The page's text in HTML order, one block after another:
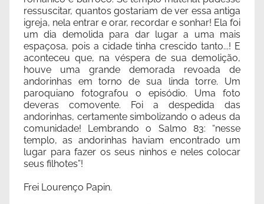
ressuscitar, quantos gostariam de ver essa antiga
igreja, nela entrar e orar, recordar e sonhar! Ela foi
um dia demolida para dar lugar a uma mais
espaçosa, pois a cidade tinha crescido tanto...! E
aconteceu que, na véspera de sua demolição,
houve uma grande demorada revoada de
andorinhas em torno de sua linda torre. Um
paroquiano fotografou o episódio. Uma foto
deveras comovente. Foi a despedida das
andorinhas, certamente simbolizando o adeus da
comunidade! Lembrando o Salmo 83: “nesse
templo, as andorinhas haviam encontrado um
lugar para fazer os seus ninhos e neles colocar
seus filhotes”!
Frei Lourenço Papin.